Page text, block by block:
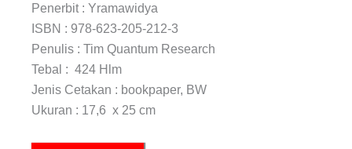
Penerbit : Yramawidya
ISBN : 978-623-205-212-3
Penulis : Tim Quantum Research
Tebal : 424 Hlm
Jenis Cetakan : bookpaper, BW
Ukuran : 17,6 x 25 cm